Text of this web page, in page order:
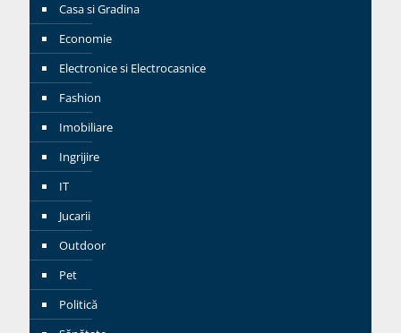
Casa si Gradina
Economie
Electronice si Electrocasnice
Fashion
Imobiliare
Ingrijire
IT
Jucarii
Outdoor
Pet
Politică